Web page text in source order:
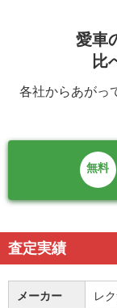
愛車
比
各社からあがっ
無料
査定実績
メーカー レ